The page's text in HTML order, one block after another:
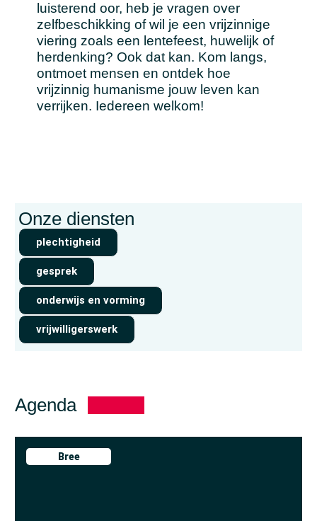
luisterend oor, heb je vragen over
zelfbeschikking of wil je een vrijzinnige
viering zoals een lentefeest, huwelijk of
herdenking? Ook dat kan. Kom langs,
ontmoet mensen en ontdek hoe
vrijzinnig humanisme jouw leven kan
verrijken. Iedereen welkom!
Onze diensten
plechtigheid
gesprek
onderwijs en vorming
vrijwilligerswerk
Agenda
Bree